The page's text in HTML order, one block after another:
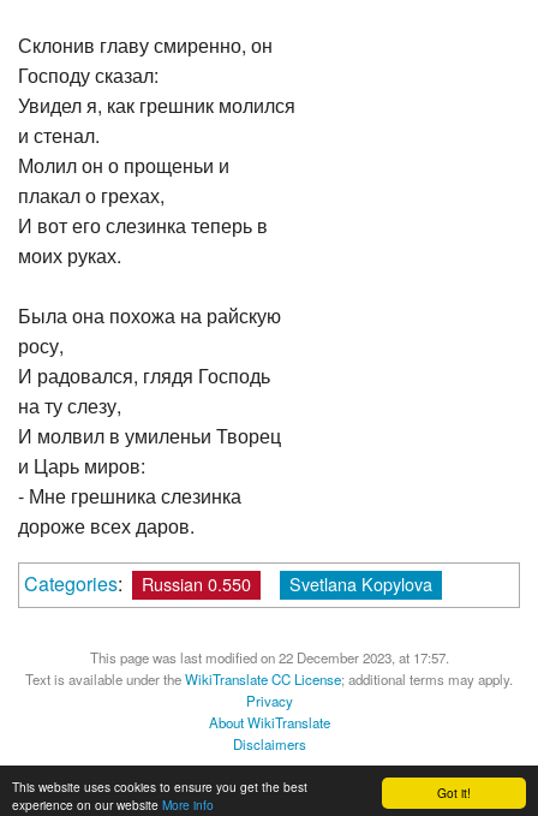
Got it!
This website uses cookies to ensure you get the best
experience on our website More info
Склонив главу смиренно, он
Господу сказал:
Увидел я, как грешник молился
и стенал.
Молил он о прощеньи и
плакал о грехах,
И вот его слезинка теперь в
моих руках.
Была она похожа на райскую
росу,
И радовался, глядя Господь
на ту слезу,
И молвил в умиленьи Творец
и Царь миров:
- Мне грешника слезинка
дороже всех даров.
Categories: Russian 0.550 Svetlana Kopylova
This page was last modified on 22 December 2023, at 17:57.
Text is available under theWikiTranslate CC License; additional terms may apply.
Privacy
About WikiTranslate
Disclaimers
MediaWikiPowered by Semantic MediaWiki